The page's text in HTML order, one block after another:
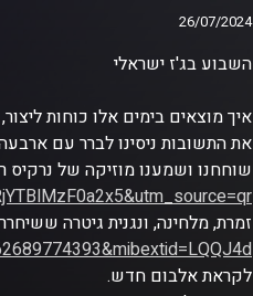
26/07/2024
השבוע בג'ז ישראלי
איך מוצאים בימים אלו כוחות
את התשובות ניסינו לברר עם
שוחחנו ושמענו מוזיקה של נרקיס
זמרת, מלחינה, ונגנית גיטרה
לקראת אלבום חדש.